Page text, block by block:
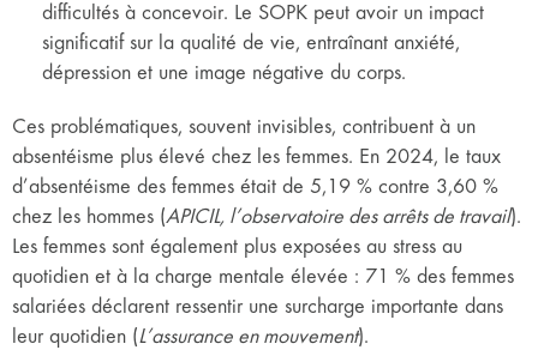
difficultés à concevoir. Le SOPK peut avoir un impact
significatif sur la qualité de vie, entraînant anxiété,
dépression et une image négative du corps.
Ces problématiques, souvent invisibles, contribuent à un
absentéisme plus élevé chez les femmes. En 2024, le taux
d’absentéisme des femmes était de 5,19 % contre 3,60 %
chez les hommes (APICIL, l’observatoire des arrêts de travail).
Les femmes sont également plus exposées au stress au
quotidien et à la charge mentale élevée : 71 % des femmes
salariées déclarent ressentir une surcharge importante dans
leur quotidien (L’assurance en mouvement).